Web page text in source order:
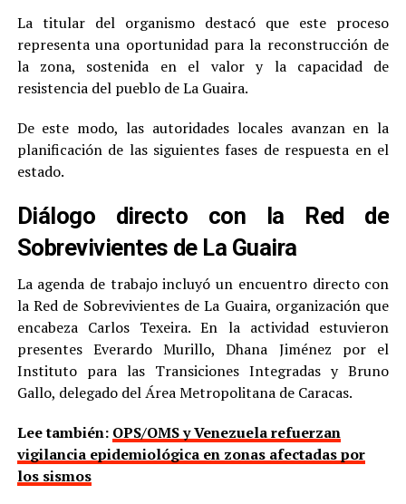
La titular del organismo destacó que este proceso
representa una oportunidad para la reconstrucción de
la zona, sostenida en el valor y la capacidad de
resistencia del pueblo de La Guaira.
De este modo, las autoridades locales avanzan en la
planificación de las siguientes fases de respuesta en el
estado.
Diálogo directo con la Red de
Sobrevivientes de La Guaira
La agenda de trabajo incluyó un encuentro directo con
la Red de Sobrevivientes de La Guaira, organización que
encabeza Carlos Texeira. En la actividad estuvieron
presentes Everardo Murillo, Dhana Jiménez por el
Instituto para las Transiciones Integradas y Bruno
Gallo, delegado del Área Metropolitana de Caracas.
Lee también: OPS/OMS y Venezuela refuerzan
vigilancia epidemiológica en zonas afectadas por
los sismos